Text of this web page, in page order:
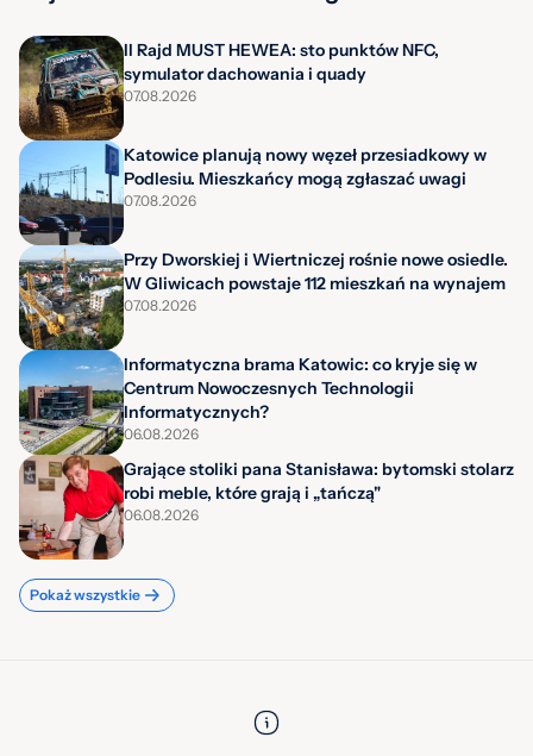
II Rajd MUST HEWEA: sto punktów NFC,
symulator dachowania i quady
07.08.2026
Katowice planują nowy węzeł przesiadkowy w
Podlesiu. Mieszkańcy mogą zgłaszać uwagi
07.08.2026
Przy Dworskiej i Wiertniczej rośnie nowe osiedle.
W Gliwicach powstaje 112 mieszkań na wynajem
07.08.2026
Informatyczna brama Katowic: co kryje się w
Centrum Nowoczesnych Technologii
Informatycznych?
06.08.2026
Grające stoliki pana Stanisława: bytomski stolarz
robi meble, które grają i „tańczą"
06.08.2026
Pokaż wszystkie